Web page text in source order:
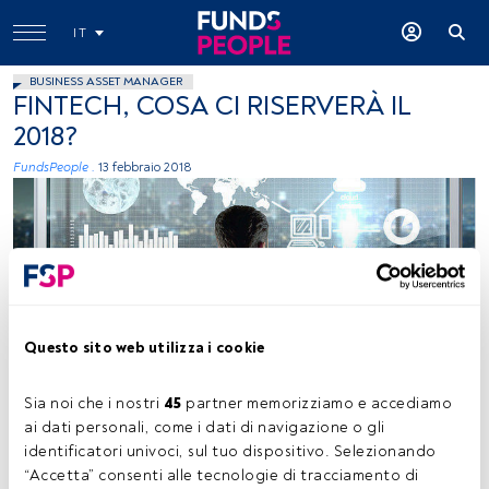
Questo sito web utilizza i cookie
Sia noi che i nostri 45 partner memorizziamo e accediamo
ai dati personali, come i dati di navigazione o gli
identificatori univoci, sul tuo dispositivo. Selezionando
“Accetta” consenti alle tecnologie di tracciamento di
IT
BUSINESS ASSET MANAGER
FINTECH, COSA CI RISERVERÀ IL
2018?
FundsPeople . 13 febbraio 2018
Tempo di lettura: 3 min.